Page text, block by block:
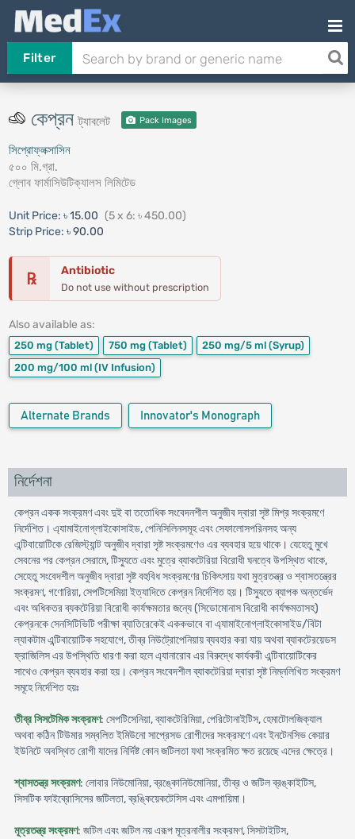
Filter
কেপ্রনট্যাবলেট Pack Images
সিপ্রোফ্লক্সাসিন
৫০০ মি.গ্রা.
গ্লোব ফার্মাসিউটিক্যালস লিমিটেড
Unit Price: ৳ 15.00 (5 x 6: ৳ 450.00)
Strip Price: ৳ 90.00
℞ Antibiotic
Do not use without prescription
Also available as:
250 mg (Tablet) 750 mg (Tablet) 250 mg/5 ml (Syrup)
200 mg/100 ml (IV Infusion)
Alternate Brands Innovator's Monograph
নির্দেশনা
কেপ্রন একক সংক্রমণ এবং দুই বা ততোধিক সংবেদনশীল অনুজীব দ্বারা সৃষ্ট মিশ্র সংক্রমণে
নির্দেশিত। এ্যামাইনোগ্লাইকোসাইড, পেনিসিলিনসমূহ এবং সেফালোসপরিনসহ অন্য
এন্টিবায়োটিকে রেজিস্ট্যান্ট অনুজীব দ্বারা সৃষ্ট সংক্রমণেও এর ব্যবহার হয়ে থাকে। যেহেতু মুখে
সেবনের পর কেপ্রন সেরামে, টিস্যুতে এবং মুত্রে ব্যাকটেরিয়া বিরোধী ঘনত্বে উপস্থিত থাকে,
সেহেতু সংবেদশীল অনুজীব দ্বারা সৃষ্ট বহুবিধ সংক্রমণের চিকিৎসায় যথা মুত্রতন্ত্র ও শ্বাসতন্ত্রের
সংক্রমণ, গণোরিয়া, সেপটিসেমিয়া ইত্যাদিতে কেপ্রন নির্দেশিত হয়। টিস্যুতে ব্যাপক অন্তর্ভেদ
এবং অধিকতর ব্যকটেরিয়া বিরোধী কার্যক্ষমতার জন্যে (সিডোমোনাস বিরোধী কার্যক্ষমতাসহ)
কেপ্রনকে সেনসিটিভিটি পরীক্ষা ব্যাতিরেকেই এককভাবে বা এ্যামাইনোগ্লাইকোসাইড/বিটা
ল্যাকটাম এন্টিবায়োটিক সহযোগে, তীব্র নিউট্রোপেনিয়ায় ব্যবহার করা যায় অথবা ব্যাকটেরয়েডস
ফ্রাজিলিস এর উপস্থিতি ধারণা করা হলে এ্যানারোব এর বিরুদ্ধে কার্যকরী এন্টিবায়োটিকের
সাথেও কেপ্রন ব্যবহার করা হয়। কেপ্রন সংবেদশীল ব্যাকটেরিয়া দ্বারা সৃষ্ট নিম্নলিখিত সংক্রমণ
সমূহে নির্দেশিত হয়ঃ
তীব্র সিসটেমিক সংক্রমণ: সেপটিসেনিয়া, ব্যাকটেরিমিয়া, পেরিটোনাইটিস, হেমাটোলজিক্যাল
অথবা কঠিন টিউমার সম্বলিত ইমিউনো সাপ্রেসড রোগীদের সংক্রমণে এবং ইনটেনসিভ কেয়ার
ইউনিটে অবস্থিত রোগী যাদের নির্দিষ্ট কোন জটিলতা যথা সংক্রমিত ক্ষত রয়েছে এদের ক্ষেত্রে।
শ্বাসতন্ত্র সংক্রমণ: লোবার নিউমোনিয়া, ব্রঙ্কোনিউমোনিয়া, তীব্র ও জটিল ব্রঙ্কাইটিস,
সিসটিক ফাইব্রোসিসের জটিলতা, ব্রঙ্কিয়েকটেসিস এবং এমপায়িমা।
মূত্রতন্ত্র সংক্রমণ: জটিল এবং জটিল নয় এরূপ মূত্রনালীর সংক্রমণ, সিসটাইটিস,